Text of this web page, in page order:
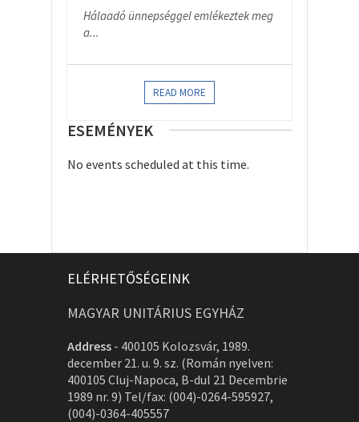
Hálaadó ünnepséggel emlékeztek meg
a...
READ MORE
ESEMÉNYEK
No events scheduled at this time.
ELÉRHETŐSÉGEINK
MAGYAR UNITÁRIUS EGYHÁZ
Address - 400105 Kolozsvár, 1989.
december 21. u. 9. sz. (Román nyelven:
400105 Cluj-Napoca, B-dul 21 Decembrie
1989 nr. 9) Tel/fax: (004)-0264-595927,
(004)-0364-405557